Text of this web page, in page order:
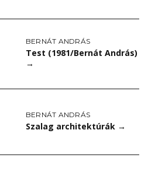
BERNÁT ANDRÁS
Test (1981/Bernát András)
→
BERNÁT ANDRÁS
Szalag architektúrák →